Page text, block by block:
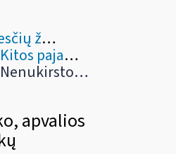
žinynas
Kitos pajamos / išmokos (pagal abėcėlę)
Nenukirsto miško, apvalios medienos, atliekų
apvalios